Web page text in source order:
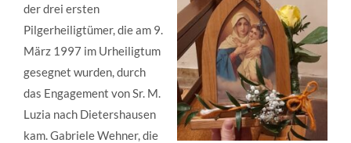
der drei ersten
Pilgerheiligtümer, die am 9.
März 1997 im Urheiligtum
gesegnet wurden, durch
das Engagement von Sr. M.
Luzia nach Dietershausen
kam. Gabriele Wehner, die